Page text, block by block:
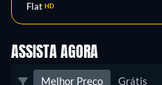
Flat HD
ASSISTA AGORA
Melhor Preço Grátis